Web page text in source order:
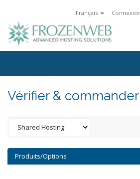
Français
Vérifier & commander
Produits/Options